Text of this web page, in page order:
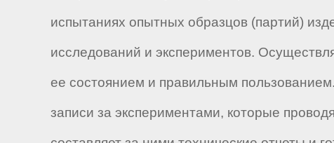
испытаниях опытных образцов (партий)
исследований и экспериментов.
ее состоянием и правильным
записи за экспериментами, которые